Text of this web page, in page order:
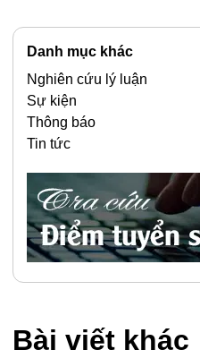
Danh mục khác
Nghiên cứu lý luận
Sự kiện
Thông báo
Tin tức
Bài viết khác